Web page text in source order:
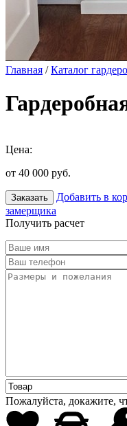
Главная /Каталог
Цена:
от 40 000 руб.
Заказать Добавить в
замерщика
Получить расчет
Пожалуйста, докажите,